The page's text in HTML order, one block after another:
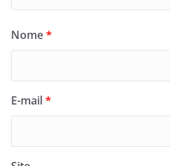
Nome*
E-mail*